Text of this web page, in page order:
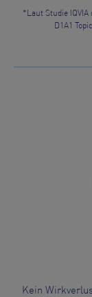
*Laut Studie IQVIA
D1A1
Kein